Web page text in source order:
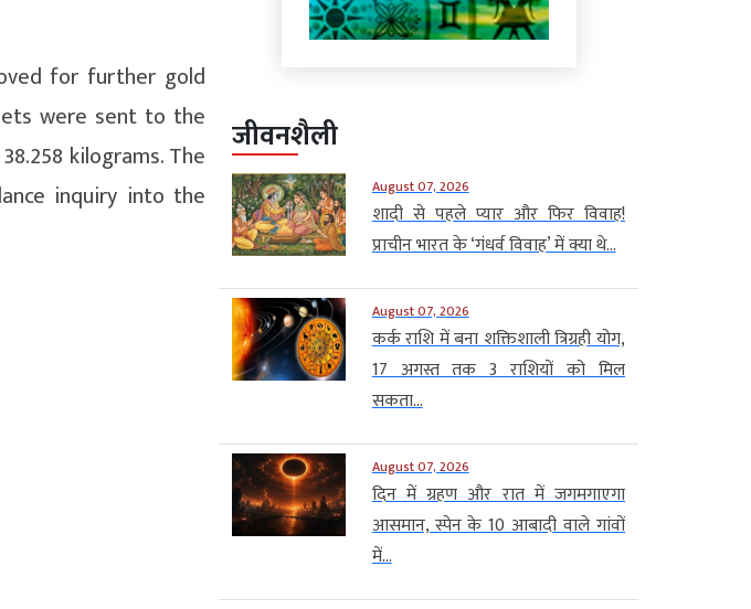
for further gold
were sent to the
kilograms. The
inquiry into the
जीवनशैली
August 07, 2026
शादी से पहले प्यार और फिर विवाह!
प्राचीन भारत के ‘गंधर्व विवाह’ में क्या थे...
August 07, 2026
कर्क राशि में बना शक्तिशाली त्रिग्रही योग,
17 अगस्त तक 3 राशियों को मिल
सकता...
August 07, 2026
दिन में ग्रहण और रात में जगमगाएगा
आसमान, स्पेन के 10 आबादी वाले गांवों
में...